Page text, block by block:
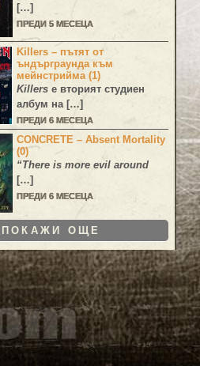
[…]
ПРЕДИ 5 МЕСЕЦА
Killers – пътят от
ъндърграунда към
мейнстрийма (1)
Killers е вторият студиен
албум на […]
ПРЕДИ 6 МЕСЕЦА
CONCRETE – Absent Mortality
(0)
“There is more evil around
[…]
ПРЕДИ 6 МЕСЕЦА
ПОКАЖИ ОЩЕ